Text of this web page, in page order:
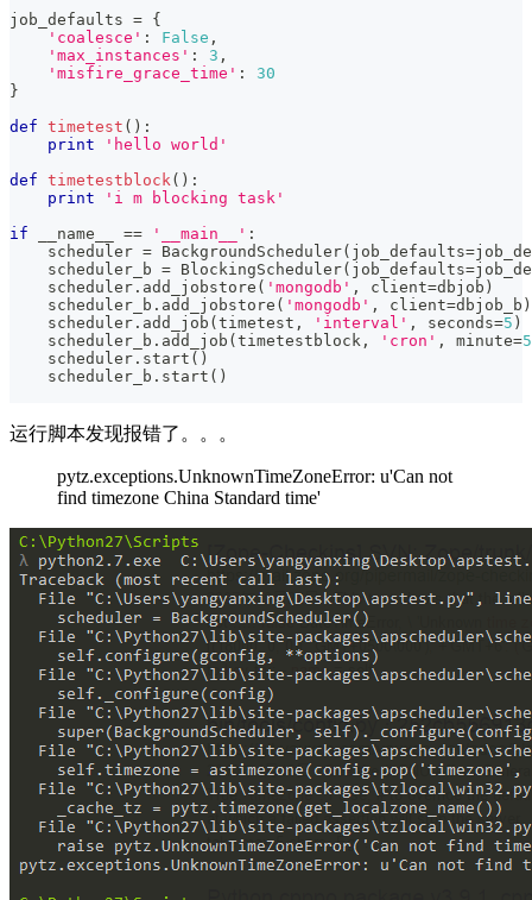
job_defaults = {
'coalesce' : False ,
'max_instances' : 3 ,
'misfire_grace_time' :
30
}
def timetest ( ) :
print
'hello world'
def timetestblock ( ) :
print
'i m blocking task'
if __name__ == '__main__' :
    scheduler
= BackgroundScheduler( job_defaults=
    scheduler_b
= BlockingScheduler( job_defaults=
    scheduler
. add_jobstore ( 'mongodb' , client=dbjob )
    scheduler_b
. add_jobstore ( 'mongodb' , client=dbjob_b )
    scheduler
. add_job ( timetest , 'interval' , seconds=5 )
    scheduler_b
. add_job ( timetestblock , 'cron' , minute=
    scheduler
. start ( )
    scheduler_b
. start ( )
运行脚本发现报错了。。。
pytz.exceptions.UnknownTimeZoneError: u'Can not
find timezone China Standard time'